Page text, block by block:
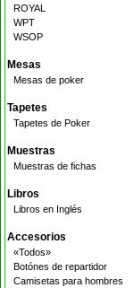
ROYAL
WPT
WSOP
Mesas
Mesas de poker
Tapetes
Tapetes de Poker
Muestras
Muestras de fichas
Libros
Libros en Inglés
Accesorios
«Todos»
Botónes de repartidor
Camisetas para hombres